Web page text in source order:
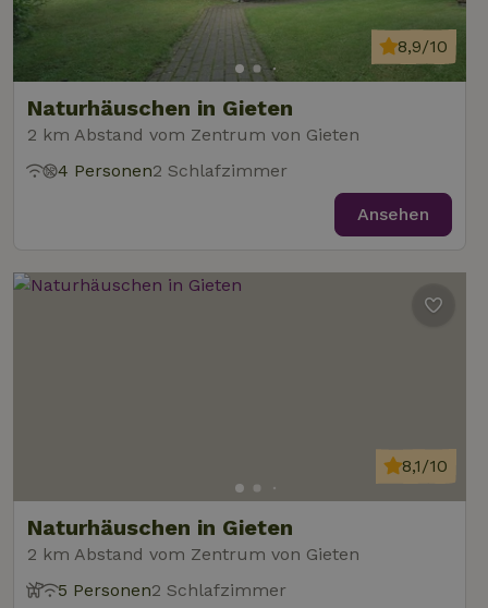
Naturhäuschen in Gieten
2 km Abstand vom Zentrum von Gieten
8,9/10
4 Personen2 Schlafzimmer
Ansehen
Naturhäuschen in Gieten
2 km Abstand vom Zentrum von Gieten
8,1/10
5 Personen2 Schlafzimmer